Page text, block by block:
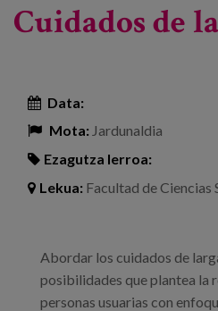
Cuidados de
Data:
Mota: Jardunaldia
Ezagutza lerroa:
Lekua: Facultad de Ciencias
Abordar los cuidados de
posibilidades que plantea la
personas usuarias con